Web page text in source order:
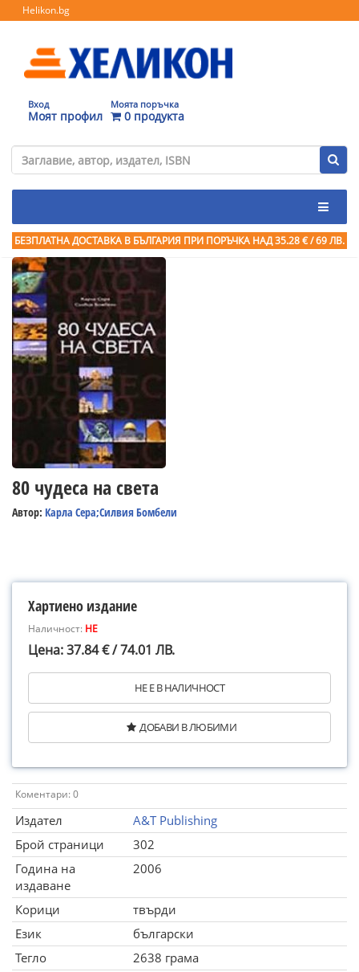
Helikon.bg
Вход
Моят профил
Моята поръчка
0 продукта
БЕЗПЛАТНА ДОСТАВКА В БЪЛГАРИЯ ПРИ ПОРЪЧКА НАД 35.28 € / 69 ЛВ.
80 чудеса на света
Автор: Карла Сера;Силвия Бомбели
Хартиено издание
Наличност: НЕ
Цена: 37.84 € / 74.01 ЛВ.
НЕ Е В НАЛИЧНОСТ
ДОБАВИ В ЛЮБИМИ
Коментари: 0
Издател
A&T Publishing
Брой страници
302
Година на
издаване
2006
Корици
твърди
Език
български
Тегло
2638 грама